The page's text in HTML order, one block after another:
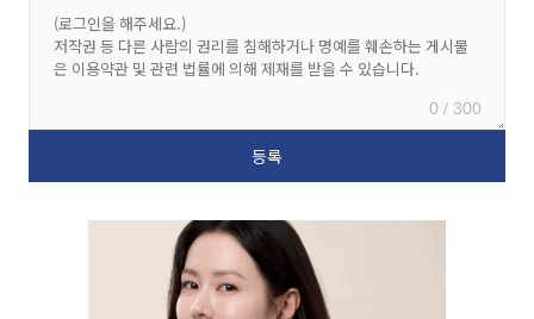
0 / 300